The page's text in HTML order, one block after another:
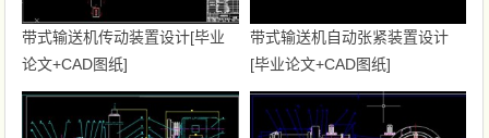
带式输送机传动装置设计[毕业
论文+CAD图纸]
带式输送机自动张紧装置设计
[毕业论文+CAD图纸]